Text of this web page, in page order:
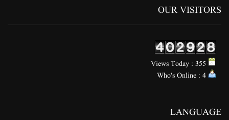
OUR VISITORS
LANGUAGE